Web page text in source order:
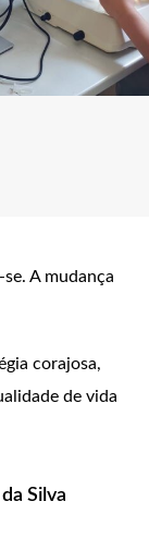
A mudança
corajosa,
de vida
Silva